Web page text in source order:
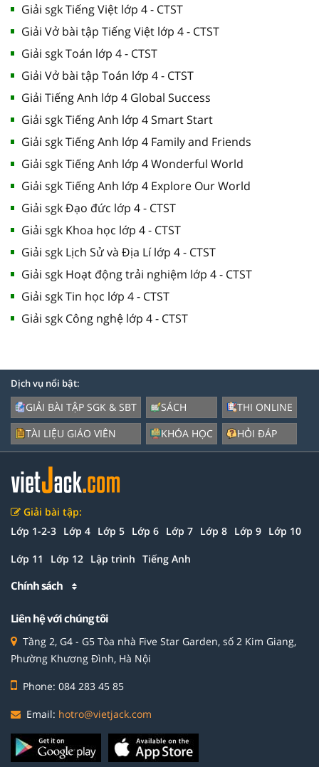
Giải sgk Tiếng Việt lớp 4 - CTST
Giải Vở bài tập Tiếng Việt lớp 4 - CTST
Giải sgk Toán lớp 4 - CTST
Giải Vở bài tập Toán lớp 4 - CTST
Giải Tiếng Anh lớp 4 Global Success
Giải sgk Tiếng Anh lớp 4 Smart Start
Giải sgk Tiếng Anh lớp 4 Family and Friends
Giải sgk Tiếng Anh lớp 4 Wonderful World
Giải sgk Tiếng Anh lớp 4 Explore Our World
Giải sgk Đạo đức lớp 4 - CTST
Giải sgk Khoa học lớp 4 - CTST
Giải sgk Lịch Sử và Địa Lí lớp 4 - CTST
Giải sgk Hoạt động trải nghiệm lớp 4 - CTST
Giải sgk Tin học lớp 4 - CTST
Giải sgk Công nghệ lớp 4 - CTST
Dịch vụ nổi bật:
GIẢI BÀI TẬP SGK & SBT
TÀI LIỆU GIÁO VIÊN
SÁCH
KHÓA HỌC
THI ONLINE
HỎI ĐÁP
Giải bài tập:
Lớp 1-2-3 Lớp 4 Lớp 5 Lớp 6 Lớp 7 Lớp 8 Lớp 9 Lớp 10
Lớp 11 Lớp 12 Lập trình Tiếng Anh
Chính sách
Liên hệ với chúng tôi
Tầng 2, G4 - G5 Tòa nhà Five Star Garden, số 2 Kim Giang,
Phường Khương Đình, Hà Nội
Phone: 084 283 45 85
Email: hotro@vietjack.com